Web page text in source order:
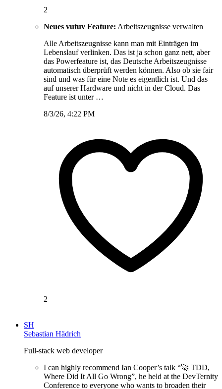
2
Neues vutuv Feature: Arbeitszeugnisse verwalten
Alle Arbeitszeugnisse kann man mit Einträgen im
Lebenslauf verlinken. Das ist ja schon ganz nett, aber
das Powerfeature ist, das Deutsche Arbeitszeugnisse
automatisch überprüft werden können. Also ob sie fair
sind und was für eine Note es eigentlich ist. Und das
auf unserer Hardware und nicht in der Cloud. Das
Feature ist unter …
8/3/26, 4:22 PM
2
SH
Sebastian Hädrich
Full-stack web developer
I can highly recommend Ian Cooper’s talk “🚀 TDD,
Where Did It All Go Wrong”, he held at the DevTernity
Conference to everyone who wants to broaden their